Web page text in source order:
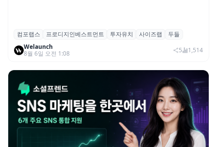
컴포랩스, 프로디지인베스트먼트로부터 시
드 투자 유치
컴포랩스 프로디지인베스트먼트 투자유치 사이즈랩
두들
Welaunch
8월 6일 오전 1:08
5 1,514